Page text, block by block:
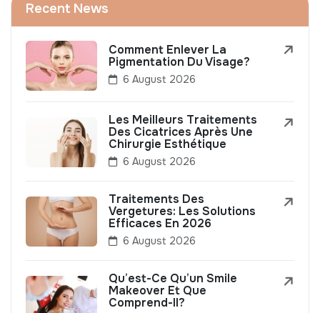
Recent News
Comment Enlever La
Pigmentation Du Visage?
6 August 2026
Les Meilleurs Traitements
Des Cicatrices Après Une
Chirurgie Esthétique
6 August 2026
Traitements Des
Vergetures: Les Solutions
Efficaces En 2026
6 August 2026
Qu’est-Ce Qu’un Smile
Makeover Et Que
Comprend-Il?